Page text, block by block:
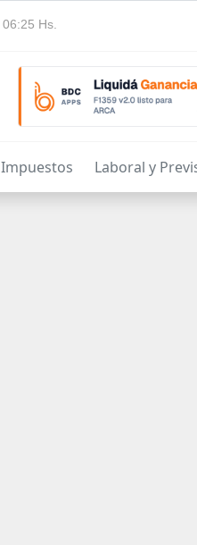
Hs.
Impuestos Laboral y